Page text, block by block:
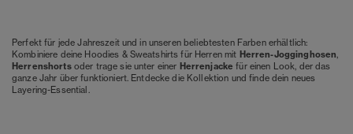
Perfekt für jede Jahreszeit und in unseren beliebtesten Farben erhältlich:
Kombiniere deine Hoodies & Sweatshirts für Herren mit Herren-Jogginghosen
Herrenshortsoder trage sie unter einer Herrenjacke für einen Look, der das
ganze Jahr über funktioniert. Entdecke die Kollektion und finde dein neues
Layering-Essential.